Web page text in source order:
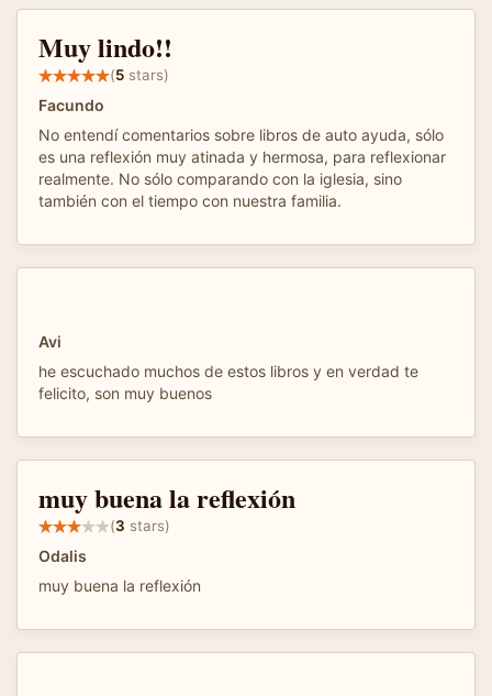
Muy lindo!!
(5 stars)
Facundo
No entendí comentarios sobre libros de auto ayuda, sólo
es una reflexión muy atinada y hermosa, para reflexionar
realmente. No sólo comparando con la iglesia, sino
también con el tiempo con nuestra familia.
Avi
he escuchado muchos de estos libros y en verdad te
felicito, son muy buenos
muy buena la reflexión
(3 stars)
Odalis
muy buena la reflexión